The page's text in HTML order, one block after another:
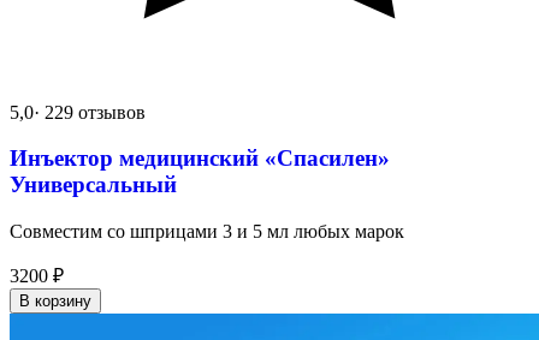
5,0· 229 отзывов
Инъектор медицинский «Спасилен»
Универсальный
Совместим со шприцами 3 и 5 мл любых марок
3200 ₽
В корзину